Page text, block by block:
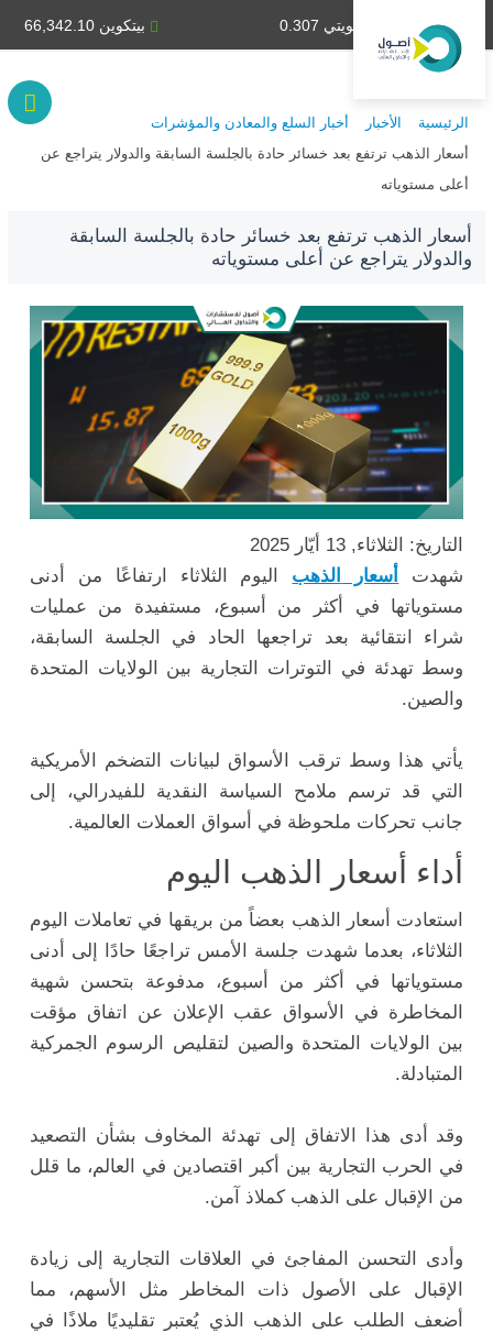
بيتكوين 66,342.10 دينار كويتي 0.307
الرئيسية الأخبار
أخبار السلع والمعادن والمؤشرات
أسعار الذهب ترتفع بعد خسائر حادة بالجلسة السابقة والدولار يتراجع عن
أعلى مستوياته
أسعار الذهب ترتفع بعد خسائر حادة بالجلسة السابقة
والدولار يتراجع عن أعلى مستوياته
التاريخ: الثلاثاء, 13 أيّار 2025
شهدت
أسعار الذهب اليوم الثلاثاء ارتفاعًا من
أدنى
مستوياتها في أكثر من أسبوع، مستفيدة من عمليات
شراء
انتقائية بعد تراجعها الحاد في الجلسة
السابقة،
وسطتهدئة في التوترات التجارية بين الولايات
المتحدة
والصين.
يأتي هذا وسطترقب الأسواق لبيانات التضخم
الأمريكية
التي قد ترسم ملامح السياسة النقدية للفيدرالي،
إلى
جانب تحركات ملحوظة في أسواق العملات العالمية.
أداء أسعار الذهب اليوم
استعادت أسعار الذهب بعضاً من بريقها في تعاملات
اليوم
الثلاثاء، بعدما شهدت جلسة الأمستراجعًا حادًا إلى
أدنى
مستوياتها في أكثر من أسبوع، مدفوعة بتحسن شهية
المخاطرة في الأسواق عقب الإعلان عن اتفاق مؤقت
بين
الولايات المتحدة والصين لتقليص الرسوم
الجمركية
المتبادلة.
وقد أدى هذا الاتفاق إلى تهدئة المخاوف بشأن
التصعيد
في
الحرب التجارية بين أكبر اقتصادين في العالم، ما قلل
من
الإقبال على الذهب كملاذ آمن.
وأدى التحسن المفاجئ في العلاقات التجارية إلىزيادة
الإقبال على الأصول ذات المخاطر مثل الأسهم، مما
أضعف
الطلب على الذهب الذي يُعتبر تقليديًا ملاذًا في